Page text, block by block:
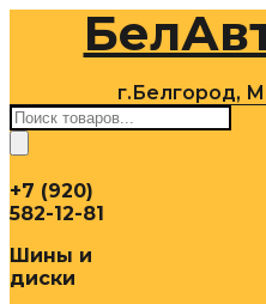
содержимому
г.Белгород,
Поиск
товаров
+7 (920)
582-12-81
Шины и
диски